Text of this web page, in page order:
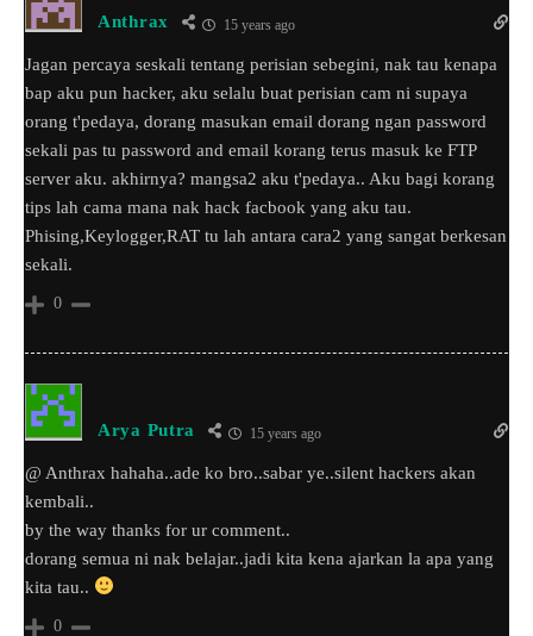
Anthrax 15 years ago
Jagan percaya seskali tentang perisian sebegini, nak tau kenapa
bap aku pun hacker, aku selalu buat perisian cam ni supaya
orang t'pedaya, dorang masukan email dorang ngan password
sekali pas tu password and email korang terus masuk ke FTP
server aku. akhirnya? mangsa2 aku t'pedaya.. Aku bagi korang
tips lah cama mana nak hack facbook yang aku tau.
Phising,Keylogger,RAT tu lah antara cara2 yang sangat berkesan
sekali.
0
Arya Putra 15 years ago
@ Anthrax hahaha..ade ko bro..sabar ye..silent hackers akan
kembali..
by the way thanks for ur comment..
dorang semua ni nak belajar..jadi kita kena ajarkan la apa yang
kita tau..
0